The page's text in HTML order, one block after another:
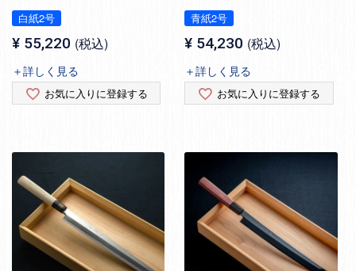
白紙2号
¥ 55,220 税込
＋詳しく見る
お気に入りに登録する
青紙2号
¥ 54,230 税込
＋詳しく見る
お気に入りに登録する